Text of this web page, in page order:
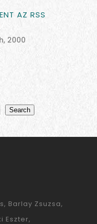
AZ RSS
2000
Search
Barlay Zsuzsa
Eszter